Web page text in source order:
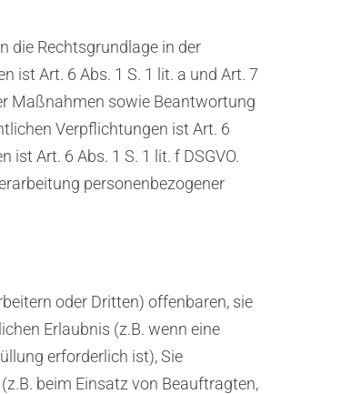
die Rechtsgrundlage in der
ist Art. 6 Abs. 1 S. 1 lit. a und Art. 7
Maßnahmen sowie Beantwortung
Verpflichtungen ist Art. 6
ist Art. 6 Abs. 1 S. 1 lit. f DSGVO.
personenbezogener
oder Dritten) offenbaren, sie
Erlaubnis (z.B. wenn eine
erforderlich ist), Sie
beim Einsatz von Beauftragten,